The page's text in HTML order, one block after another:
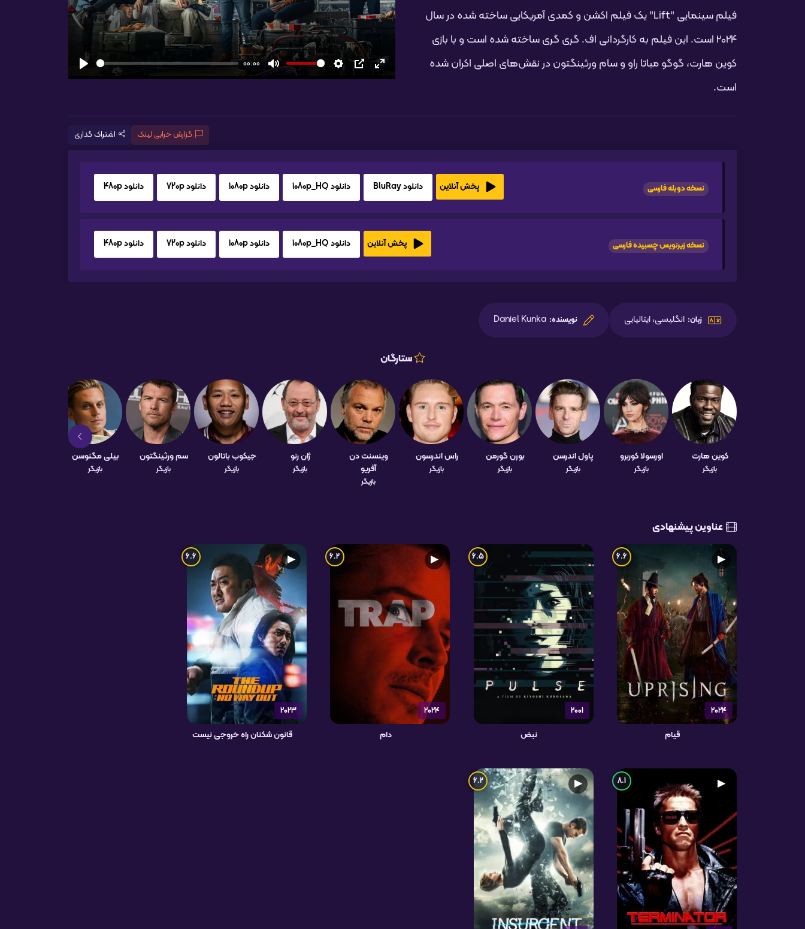
شروع
00:00
بی‌صدا تنظیمات
PIP تمام
فیلم سینمایی "Lift" یک فیلم اکشن و کمدی آمریکایی ساخته شده در سال
2024 است. این فیلم به کارگردانی اف. گری گری ساخته شده است و با بازی
کوین هارت، گوگو مباتا راو و سام ورثینگتون در نقش‌های اصلی اکران شده
است.
گزارش خرابی لینک اشتراک گذاری
نسخه دوبله فارسی دانلود 480p دانلود 720p دانلود 1080p دانلود 1080p_HQ دانلود BluRay پخش آنلاین
نسخه زیرنویس چسبیده فارسی دانلود 480p دانلود 720p دانلود 1080p دانلود 1080p_HQ پخش آنلاین
زبان: انگلیسی، ایتالیایی نویسنده: Daniel Kunka
ستارگان
کوین هارت
بازیگر
اورسولا کوربرو
بازیگر
پاول اندرسن
بازیگر
بورن گورمن
بازیگر
راس اندرسون
بازیگر
وینسنت دن
آفریو
بازیگر
ژان رنو
بازیگر
جیکوب باتالون
بازیگر
سم ورثینگتون
بازیگر
بیلی مگنوسن
بازیگر
عناوین پیشنهادی
2024
▶
6.6
قیام
2001
6.5
نبض
2024
▶
6.2
دام
2023
▶
6.6
قانون شکنان راه خروجی نیست
▶
8.1
▶
6.2